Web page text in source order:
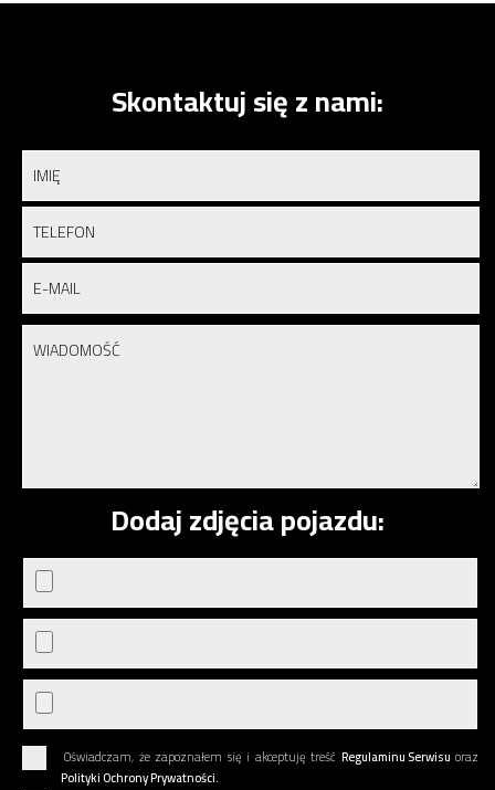
Skontaktuj się z nami:
Dodaj zdjęcia pojazdu:
Oświadczam, że zapoznałem się i akceptuję treść Regulaminu Serwisu oraz
Polityki Ochrony Prywatności.